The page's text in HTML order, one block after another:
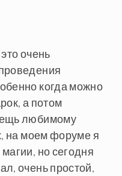
очень
когда можно
а потом
любимому
на моем форуме я
но сегодня
очень простой,